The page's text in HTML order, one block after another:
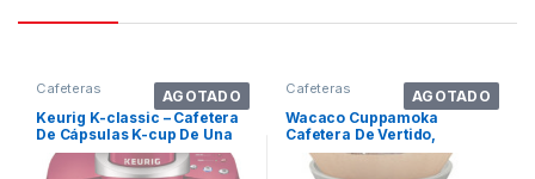
AGOTADO
Cafeteras
Keurig K-classic – Cafetera
De Cápsulas K-cup De Una
Sola . Color Ruibarbo
AGOTADO
Cafeteras
Wacaco Cuppamoka
Cafetera De Vertido,
Cafetera De Goteo Por.
Color Acero Inoxidable